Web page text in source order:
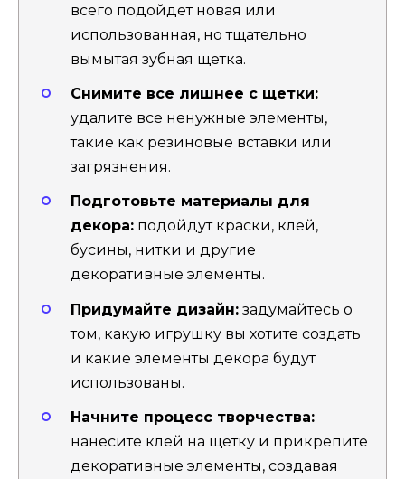
всего подойдет новая или
использованная, но тщательно
вымытая зубная щетка.
Снимите все лишнее с щетки:
удалите все ненужные элементы,
такие как резиновые вставки или
загрязнения.
Подготовьте материалы для
декора: подойдут краски, клей,
бусины, нитки и другие
декоративные элементы.
Придумайте дизайн: задумайтесь о
том, какую игрушку вы хотите создать
и какие элементы декора будут
использованы.
Начните процесс творчества:
нанесите клей на щетку и прикрепите
декоративные элементы, создавая